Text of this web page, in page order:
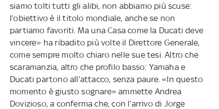
siamo tolti tutti gli alibi, non abbiamo più scuse:
l’obiettivo è il titolo mondiale, anche se non
partiamo favoriti. Ma una Casa come la Ducati deve
vincere» ha ribadito più volte il Direttore Generale,
come sempre molto chiaro nelle sue tesi. Altro che
scaramanzia, altro che profilo basso: Yamaha e
Ducati partono all’attacco, senza paure. «In questo
momento è giusto sognare» ammette Andrea
Dovizioso, a conferma che, con l’arrivo di Jorge